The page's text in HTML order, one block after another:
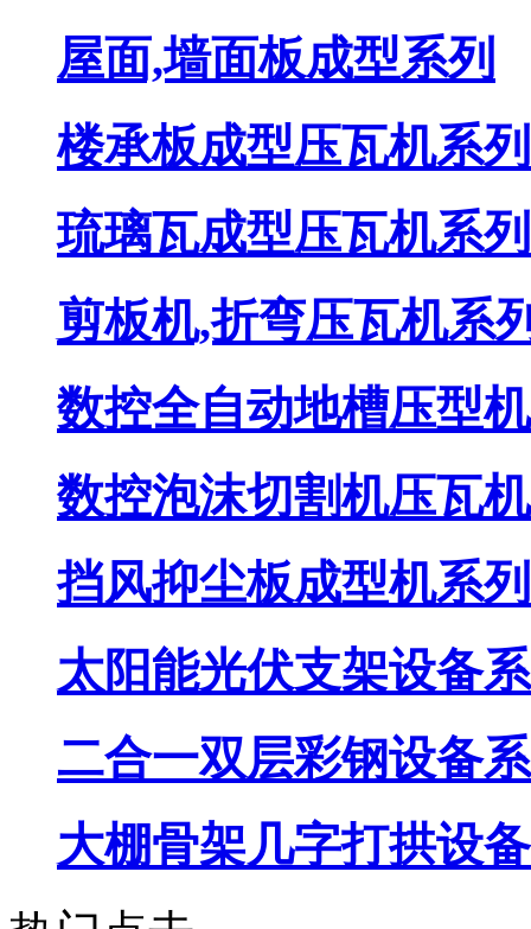
屋面,墙面板成型系列
楼承板成型压瓦机系列
琉璃瓦成型压瓦机系列
剪板机,折弯压瓦机系
数控全自动地槽压型机
数控泡沫切割机压瓦
挡风抑尘板成型机系列
太阳能光伏支架设备
二合一双层彩钢设备
大棚骨架几字打拱设